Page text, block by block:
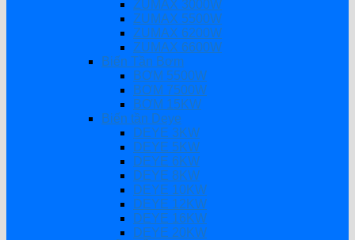
ZUMAX 3000W
ZUMAX 5500W
ZUMAX 6200W
ZUMAX 6600W
Biến Tần Bơm
BƠM 5500W
BƠM 7500W
BƠM 15KW
Biến tần Deye
DEYE 3KW
DEYE 5KW
DEYE 6KW
DEYE 8KW
DEYE 10KW
DEYE 12KW
DEYE 16KW
DEYE 20KW